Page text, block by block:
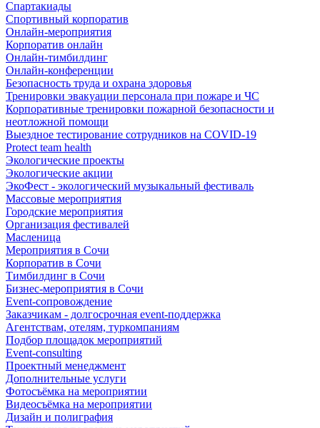
Спартакиады
Спортивный корпоратив
Онлайн-мероприятия
Корпоратив онлайн
Онлайн-тимбилдинг
Онлайн-конференции
Безопасность труда и охрана здоровья
Тренировки эвакуации персонала при пожаре и ЧС
Корпоративные тренировки пожарной безопасности и
неотложной помощи
Выездное тестирование сотрудников на COVID-19
Protect team health
Экологические проекты
Экологические акции
ЭкоФест - экологический музыкальный фестиваль
Массовые мероприятия
Городские мероприятия
Организация фестивалей
Масленица
Мероприятия в Сочи
Корпоратив в Сочи
Тимбилдинг в Сочи
Бизнес-мероприятия в Сочи
Event-сопровождение
Заказчикам - долгосрочная event-поддержка
Агентствам, отелям, туркомпаниям
Подбор площадок мероприятий
Event-consulting
Проектный менеджмент
Дополнительные услуги
Фотосъёмка на мероприятии
Видеосъёмка на мероприятии
Дизайн и полиграфия